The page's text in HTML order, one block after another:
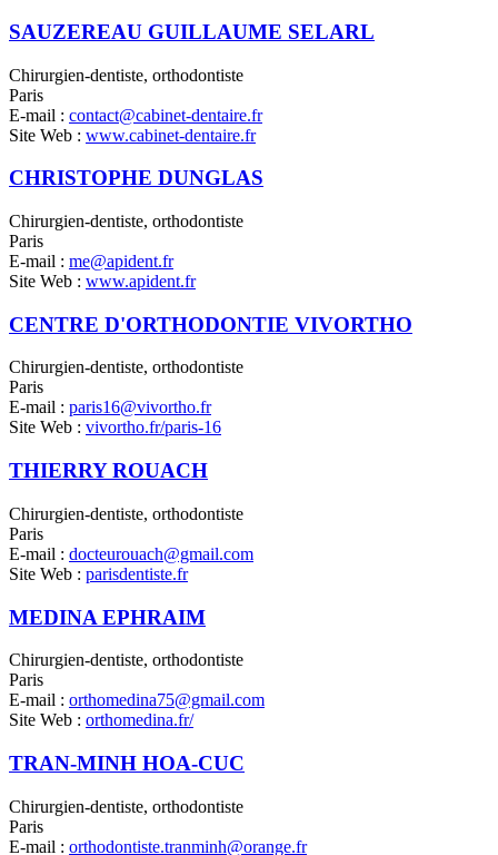
SAUZEREAU GUILLAUME SELARL
Chirurgien-dentiste, orthodontiste
Paris
E-mail : contact@cabinet-dentaire.fr
Site Web : www.cabinet-dentaire.fr
CHRISTOPHE DUNGLAS
Chirurgien-dentiste, orthodontiste
Paris
E-mail : me@apident.fr
Site Web : www.apident.fr
CENTRE D'ORTHODONTIE VIVORTHO
Chirurgien-dentiste, orthodontiste
Paris
E-mail : paris16@vivortho.fr
Site Web : vivortho.fr/paris-16
THIERRY ROUACH
Chirurgien-dentiste, orthodontiste
Paris
E-mail : docteurouach@gmail.com
Site Web : parisdentiste.fr
MEDINA EPHRAIM
Chirurgien-dentiste, orthodontiste
Paris
E-mail : orthomedina75@gmail.com
Site Web : orthomedina.fr/
TRAN-MINH HOA-CUC
Chirurgien-dentiste, orthodontiste
Paris
E-mail : orthodontiste.tranminh@orange.fr